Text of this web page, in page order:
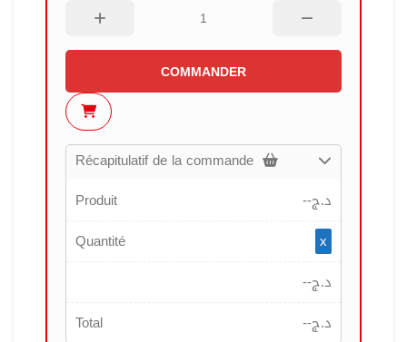
COMMANDER
Récapitulatif de la commande
Produit
--د.ج
Quantité
x
--د.ج
Total
--د.ج